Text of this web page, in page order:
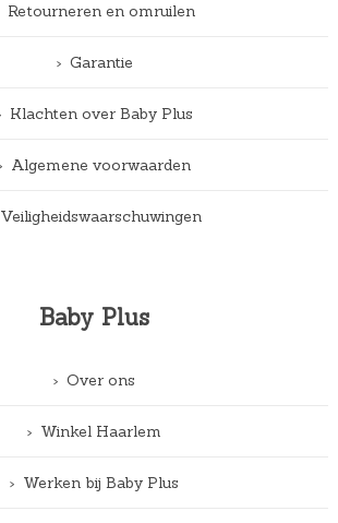
Retourneren en omruilen
Garantie
Klachten over Baby Plus
Algemene voorwaarden
Veiligheidswaarschuwingen
Baby Plus
Over ons
Winkel Haarlem
Werken bij Baby Plus